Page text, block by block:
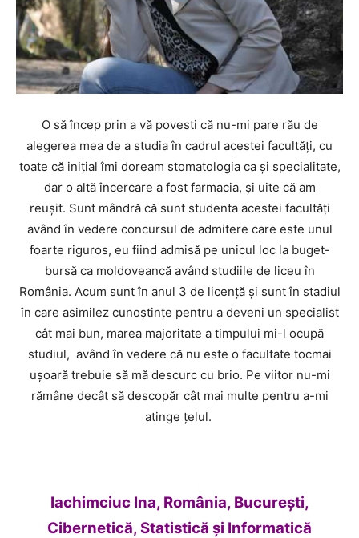
O să încep prin a vă povesti că nu-mi pare rău de
alegerea mea de a studia în cadrul acestei facultăţi, cu
toate că iniţial îmi doream stomatologia ca şi specialitate,
dar o altă încercare a fost farmacia, și uite că am
reușit. Sunt mândră că sunt studenta acestei facultăţi
având în vedere concursul de admitere care este unul
foarte riguros, eu fiind admisă pe unicul loc la buget-
bursă ca moldoveancă având studiile de liceu în
România. Acum sunt în anul 3 de licenţă şi sunt în stadiul
în care asimilez cunoştinţe pentru a deveni un specialist
cât mai bun, marea majoritate a timpului mi-l ocupă
studiul, având în vedere că nu este o facultate tocmai
uşoară trebuie să mă descurc cu brio. Pe viitor nu-mi
rămâne decât să descopăr cât mai multe pentru a-mi
atinge ţelul.
Iachimciuc Ina, România, Bucureşti,
Cibernetică, Statistică şi Informatică